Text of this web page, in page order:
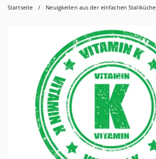
Startseite / Neuigkeiten aus der einfachen Stallküche